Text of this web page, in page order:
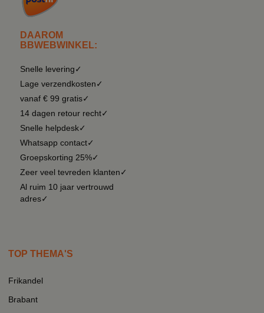
DAAROM
BBWEBWINKEL:
Snelle levering✓
Lage verzendkosten✓
vanaf € 99 gratis✓
14 dagen retour recht✓
Snelle helpdesk✓
Whatsapp contact✓
Groepskorting 25%✓
Zeer veel tevreden klanten✓
Al ruim 10 jaar vertrouwd
adres✓
TOP THEMA'S
Frikandel
Brabant